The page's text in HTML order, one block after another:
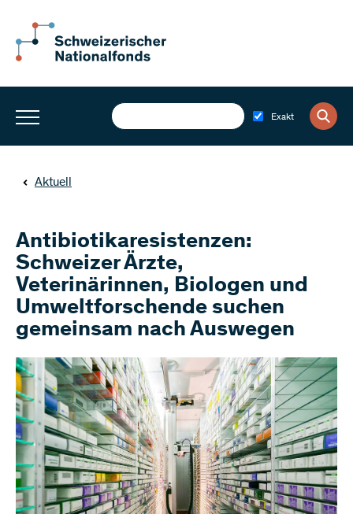
Exakt
Aktuell
Antibiotikaresistenzen:
Schweizer Ärzte,
Veterinärinnen, Biologen und
Umweltforschende suchen
gemeinsam nach Auswegen